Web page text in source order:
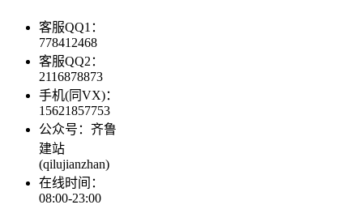
客服QQ1：
778412468
客服QQ2：
2116878873
手机(同VX)：
15621857753
公众号：齐鲁
建站
(qilujianzhan)
在线时间：
08:00-23:00